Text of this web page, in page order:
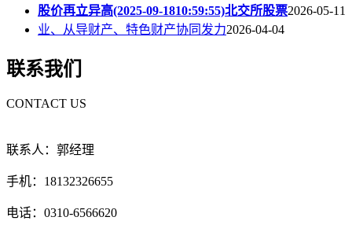
股价再立异高(2025-09-1810:59:55)北交所股票2026-05-11
业、从导财产、特色财产协同发力2026-04-04
联系我们
CONTACT US
联系人：郭经理
手机：18132326655
电话：0310-6566620